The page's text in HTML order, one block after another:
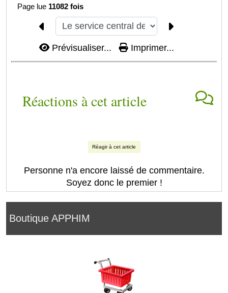
Boutique APPHIM
Page lue 11082 fois
Prévisualiser... Imprimer...
Réactions à cet article
Réagir à cet article
Personne n'a encore laissé de commentaire.
Soyez donc le premier !